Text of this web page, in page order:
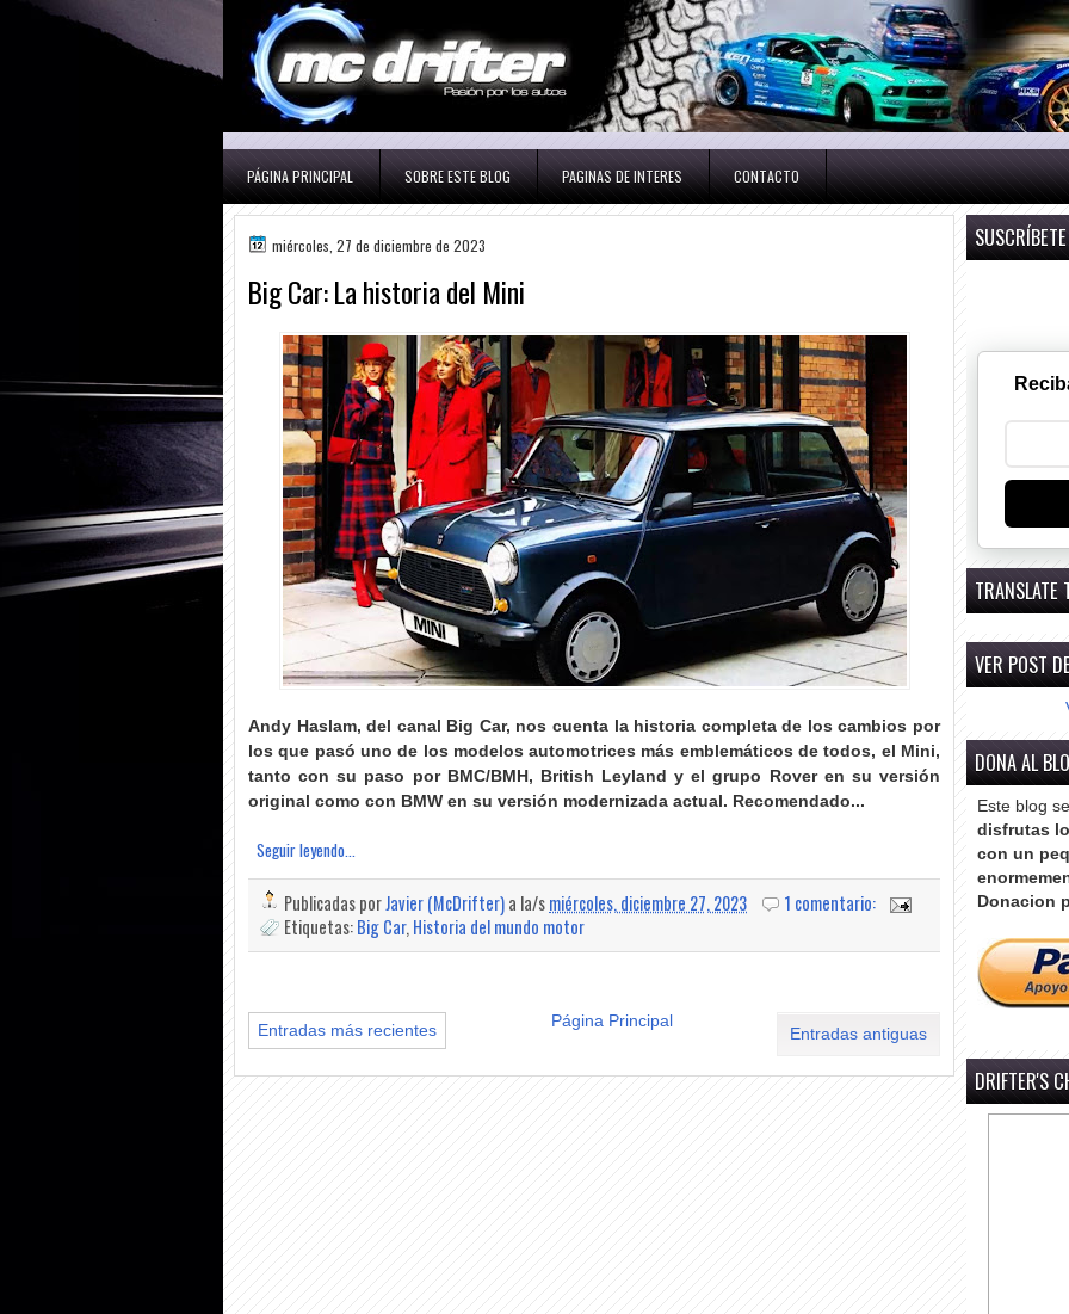
PÁGINA PRINCIPAL SOBRE ESTE BLOG PAGINAS DE INTERES CONTACTO
miércoles, 27 de diciembre de 2023
Big Car: La historia del Mini
Andy Haslam, del canal Big Car, nos cuenta la historia completa de los cambios por
los que pasó uno de los modelos automotrices más emblemáticos de todos, el Mini,
tanto con su paso por BMC/BMH, British Leyland y el grupo Rover en su versión
original como con BMW en su versión modernizada actual . Recomendado...
Seguir leyendo...
Publicadas porJavier (McDrifter)a la/smiércoles, diciembre 27, 2023
1 comentario:
Etiquetas:Big Car, Historia del mundo motor
Entradas más recientes Entradas antiguas
Página Principal
TRANSLATE
VER POST
DONA AL
Este blog
disfrutas
con un
Donacion
DRIFTER'S